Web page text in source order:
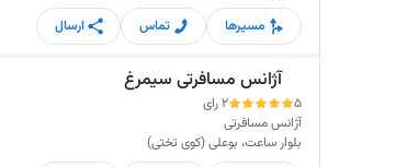
مسیرها
تماس ارسال
آژانس مسافرتی سیمرغ
5
2 رای
آژانس مسافرتی
بلوار ساعت، بوعلی (کوی تختی)